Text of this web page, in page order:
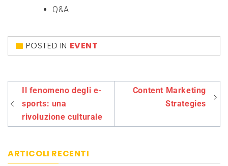
Q&A
POSTED IN EVENT
Navigazione
articoli
Il fenomeno degli e-
sports: una
rivoluzione culturale
Content Marketing
Strategies
ARTICOLI RECENTI